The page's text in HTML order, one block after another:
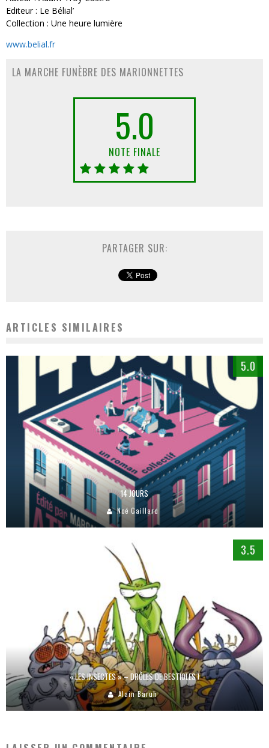
Editeur : Le Bélial’
Collection : Une heure lumière
www.belial.fr
LA MARCHE FUNÈBRE DES MARIONNETTES
5.0
NOTE FINALE
PARTAGER SUR:
ARTICLES SIMILAIRES
5.0
14 JOURS
Noé Gaillard
3.5
« LES INSECTES » – DRÔLES DE BESTIOLES !
Alain Baruh